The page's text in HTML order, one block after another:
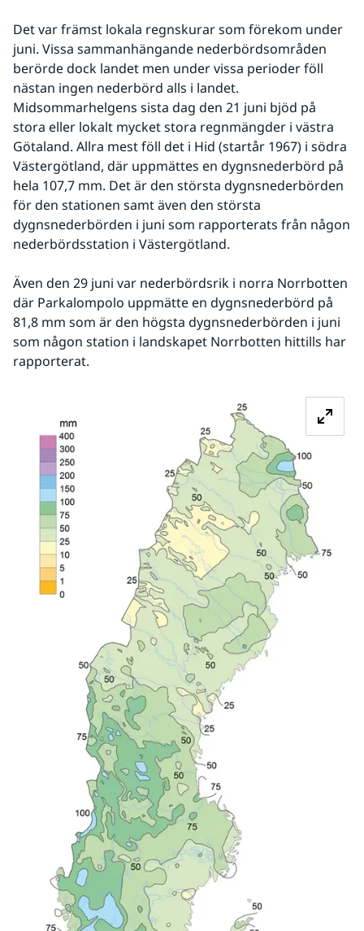
Det var främst lokala regnskurar som förekom under
juni. Vissa sammanhängande nederbördsområden
berörde dock landet men under vissa perioder föll
nästan ingen nederbörd alls i landet.
Midsommarhelgens sista dag den 21 juni bjöd på
stora eller lokalt mycket stora regnmängder i västra
Götaland. Allra mest föll det i Hid (startår 1967) i södra
Västergötland, där uppmättes en dygnsnederbörd på
hela 107,7 mm. Det är den största dygnsnederbörden
för den stationen samt även den största
dygnsnederbörden i juni som rapporterats från någon
nederbördsstation i Västergötland.
Även den 29 juni var nederbördsrik i norra Norrbotten
där Parkalompolo uppmätte en dygnsnederbörd på
81,8 mm som är den högsta dygnsnederbörden i juni
som någon station i landskapet Norrbotten hittills har
rapporterat.